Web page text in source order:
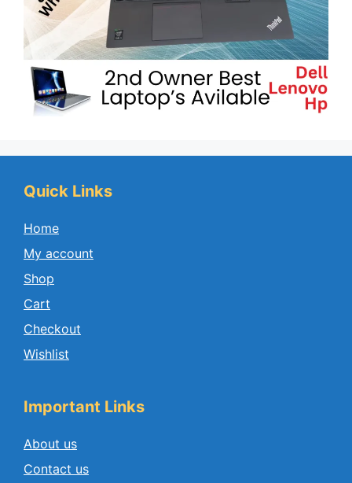
Quick Links
Home
My account
Shop
Cart
Checkout
Wishlist
Important Links
About us
Contact us